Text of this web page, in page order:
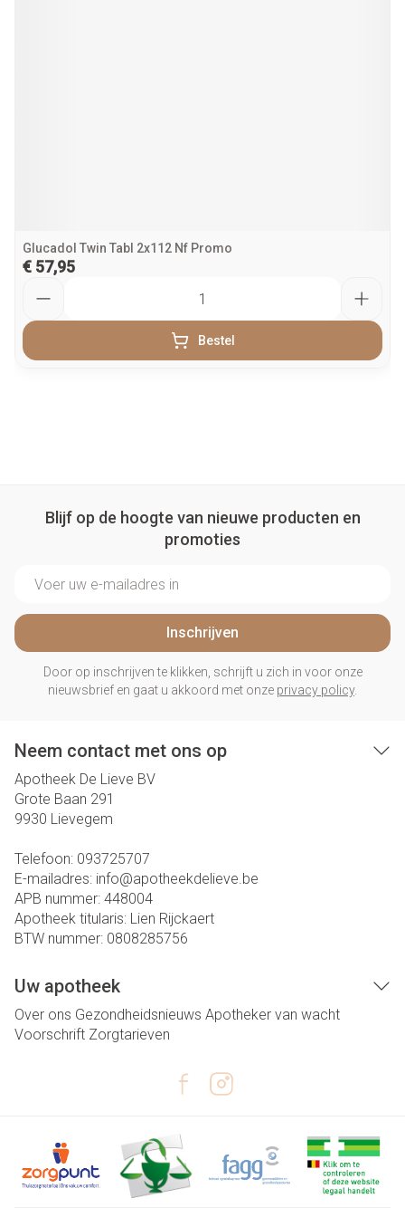
Glucadol Twin Tabl 2x112 Nf Promo
€ 57,95
Bestel
Blijf op de hoogte van nieuwe producten en
promoties
Inschrijven
Door op inschrijven te klikken, schrijft u zich in voor onze
nieuwsbrief en gaat u akkoord met onze privacy policy.
Neem contact met ons op
Apotheek De Lieve BV
Grote Baan 291
9930 Lievegem
Telefoon: 093725707
E-mailadres: info@apotheekdelieve.be
APB nummer: 448004
Apotheek titularis: Lien Rijckaert
BTW nummer: 0808285756
Uw apotheek
Over ons Gezondheidsnieuws Apotheker van wacht
Voorschrift Zorgtarieven